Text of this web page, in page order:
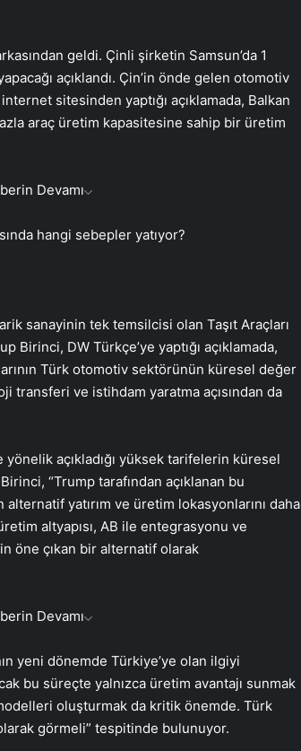
geldi. Çinli şirketin Samsun’da 1
açıklandı. Çin’in önde gelen otomotiv
sitesinden yaptığı açıklamada, Balkan
araç üretim kapasitesine sahip bir üretim
Devamı
hangi sebepler yatıyor?
sanayinin tek temsilcisi olan Taşıt Araçları
Birinci, DW Türkçe’ye yaptığı açıklamada,
Türk otomotiv sektörünün küresel değer
ve istihdam yaratma açısından da
açıkladığı yüksek tarifelerin küresel
“Trump tarafından açıklanan bu
yatırım ve üretim lokasyonlarını daha
altyapısı, AB ile entegrasyonu ve
öne çıkan bir alternatif olarak
Devamı
yeni dönemde Türkiye’ye olan ilgiyi
bu süreçte yalnızca üretim avantajı sunmak
oluşturmak da kritik önemde. Türk
görmeli” tespitinde bulunuyor.